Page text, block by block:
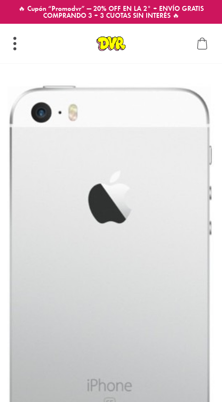
🔥 Cupón “Promodvr” — 20% OFF EN LA 2° + ENVÍO GRATIS
COMPRANDO 3 + 3 CUOTAS SIN INTERÉS 🔥